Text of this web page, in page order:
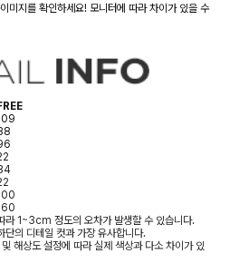
미지를 확인하세요! 모니터에 따라 차이가 있을 수
라 1~3cm 정도의 오차가 발생할 수 있습니다.
의 디테일 컷과 가장 유사합니다.
해상도 설정에 따라 실제 색상과 다소 차이가 있